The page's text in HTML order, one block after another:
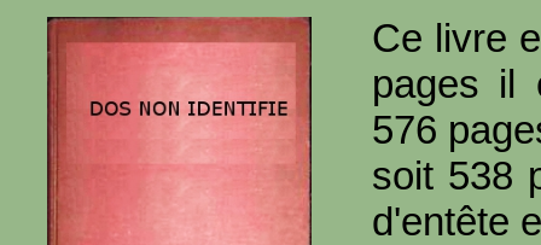
Ce livre
pages il
576
soit 538
d'entête